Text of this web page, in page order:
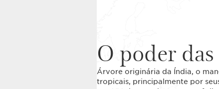
O poder
Árvore originária da Índia, o
tropicais, principalmente por